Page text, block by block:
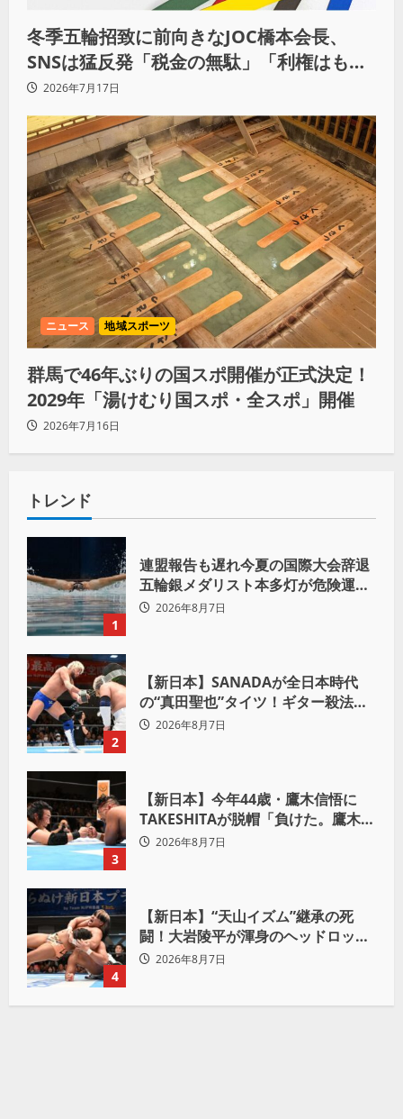
冬季五輪招致に前向きなJOC橋本会長、
SNSは猛反発「税金の無駄」「利権はもう
いい」
2026年7月17日
ニュース 地域スポーツ
群馬で46年ぶりの国スポ開催が正式決定！
2029年「湯けむり国スポ・全スポ」開催
2026年7月16日
トレンド
1
連盟報告も遅れ今夏の国際大会辞退
五輪銀メダリスト本多灯が危険運転
致傷で起訴
2026年8月7日
2
【新日本】SANADAが全日本時代
の“真田聖也”タイツ！ギター殺法で
Yuto-IceをKO「俺と闘う時は考え
2026年8月7日
3
【新日本】今年44歳・鷹木信悟に
TAKESHITAが脱帽「負けた。鷹木信
悟、強いわ！」
2026年8月7日
4
【新日本】“天山イズム”継承の死
闘！大岩陵平が渾身のヘッドロック
で後藤洋央紀からタップ奪取 執念の
2026年8月7日